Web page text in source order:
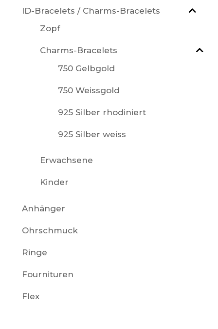
ID-Bracelets / Charms-Bracelets
Zopf
Charms-Bracelets
750 Gelbgold
750 Weissgold
925 Silber rhodiniert
925 Silber weiss
Erwachsene
Kinder
Anhänger
Ohrschmuck
Ringe
Fournituren
Flex